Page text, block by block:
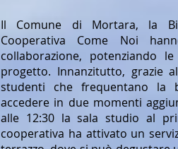
Il Comune di Mortara, la
Cooperativa Come Noi
collaborazione, potenziando
progetto. Innanzitutto, grazie
studenti che frequentano la
accedere in due momenti
alle 12:30 la sala studio al
cooperativa ha attivato un